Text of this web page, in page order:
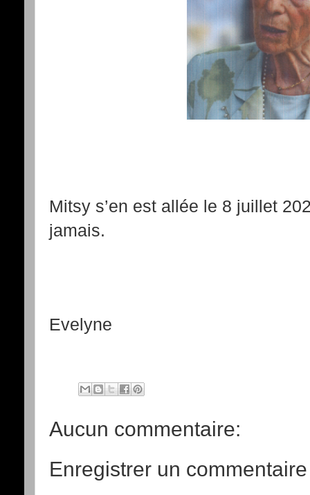
Mitsy s’en est allée le 8 juillet
jamais.
Evelyne
Aucun commentaire:
Enregistrer un commentaire